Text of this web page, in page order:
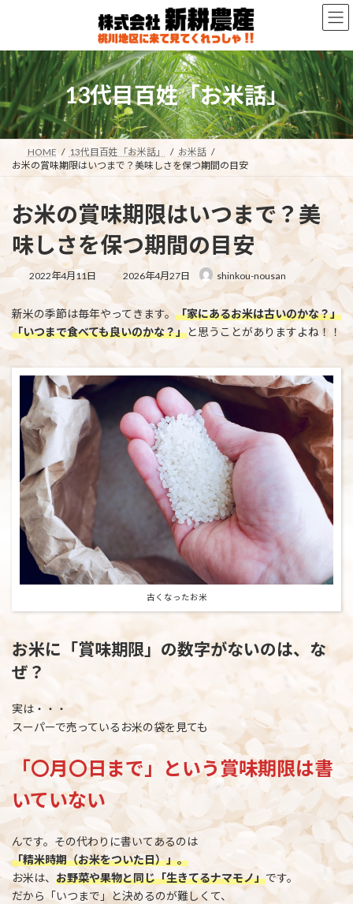
ン
ツ
へ
ス
キ
ッ
ー
シ
ョ
ン
に
移
13代目百姓「お米話」
HOME 13代目百姓「お米話」
お米話
お米の賞味期限はいつまで？美味しさを保つ期間の目安
お米の賞味期限はいつまで？美
味しさを保つ期間の目安
2022年4月11日
最
終
新
日
2026年4月27日 shinkou-nousan
新米の季節は毎年やってきます。「家にあるお米は古いのかな？」
「いつまで食べても良いのかな？」と思うことがありますよね！！
古くなったお米
お米に「賞味期限」の数字がないのは、な
ぜ？
実は・・・
スーパーで売っているお米の袋を見ても
「〇月〇日まで」という賞味期限は書
いていない
んです。その代わりに書いてあるのは
「精米時期（お米をついた日）」。
お米は、 お野菜や果物と同じ「生きてるナマモノ」です。
だから「いつまで」と決めるのが難しくて、